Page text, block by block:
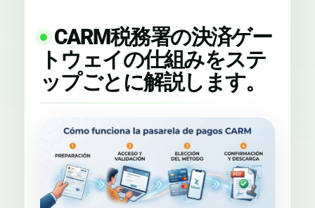
CARM税務署の決済ゲー
トウェイの仕組みをステ
ップごとに解説します。